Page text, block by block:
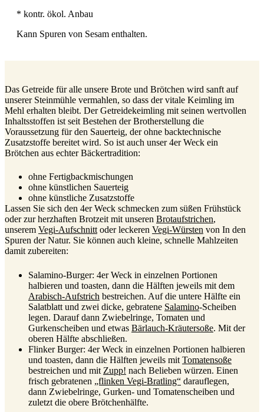
* kontr. ökol. Anbau
Kann Spuren von Sesam enthalten.
Das Getreide für alle unsere Brote und Brötchen wird sanft auf
unserer Steinmühle vermahlen, so dass der vitale Keimling im
Mehl erhalten bleibt. Der Getreidekeimling mit seinen wertvollen
Inhaltsstoffen ist seit Bestehen der Brotherstellung die
Voraussetzung für den Sauerteig, der ohne backtechnische
Zusatzstoffe bereitet wird. So ist auch unser 4er Weck ein
Brötchen aus echter Bäckertradition:
ohne Fertigbackmischungen
ohne künstlichen Sauerteig
ohne künstliche Zusatzstoffe
Lassen Sie sich den 4er Weck schmecken zum süßen Frühstück
oder zur herzhaften Brotzeit mit unseren Brotaufstrichen,
unserem Vegi-Aufschnitt oder leckeren Vegi-Würsten von In den
Spuren der Natur. Sie können auch kleine, schnelle Mahlzeiten
damit zubereiten:
Salamino-Burger: 4er Weck in einzelnen Portionen
halbieren und toasten, dann die Hälften jeweils mit dem
Arabisch-Aufstrich bestreichen. Auf die untere Hälfte ein
Salatblatt und zwei dicke, gebratene Salamino-Scheiben
legen. Darauf dann Zwiebelringe, Tomaten und
Gurkenscheiben und etwas Bärlauch-Kräutersoße. Mit der
oberen Hälfte abschließen.
Flinker Burger: 4er Weck in einzelnen Portionen halbieren
und toasten, dann die Hälften jeweils mit Tomatensoße
bestreichen und mit Zupp! nach Belieben würzen. Einen
frisch gebratenen „flinken Vegi-Bratling“ darauflegen,
dann Zwiebelringe, Gurken- und Tomatenscheiben und
zuletzt die obere Brötchenhälfte.